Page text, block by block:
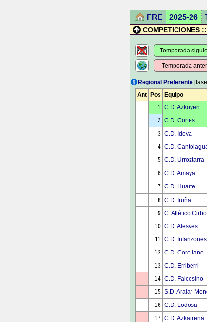
FRE 2025-26
COMPETICIONES ::
Temporada
Temporada
Regional Preferente
Ant
Pos Equipo
1 C.D. Azkoyen
2 C.D. Cortes
3 C.D. Idoya
4 C.D.
5 C.D. Urroztarra
6 C.D. Amaya
7 C.D. Huarte
8 C.D. Iruña
9 C. Atlético
10 C.D. Alesves
11 C.D. Infanzones
12 C.D. Corellano
13 C.D. Erriberri
14 C.D. Falcesino
15 S.D. Aralar-
16 C.D. Lodosa
17 C.D. Azkarrena